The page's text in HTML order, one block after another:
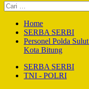
Cari
untuk:
Home
SERBA SERBI
Personel Polda
Kota Bitung
SERBA SERBI
TNI - POLRI